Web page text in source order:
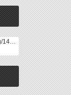
world-weather.ru/pogoda/russia/yekaterinburg/14days/